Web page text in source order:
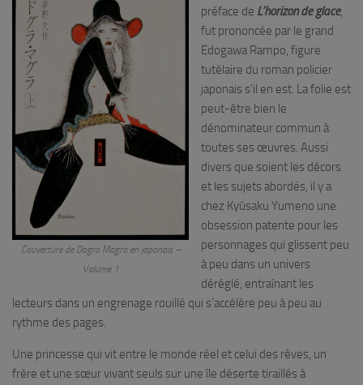
Couverture de Dogra Magraen japonais –
Volume 1
préface de L’horizon de glace,
fut prononcée par le grand
Edogawa Rampo, figure
tutélaire du roman policier
japonais s’il en est. La folie est
peut-être bien le
dénominateur commun à
toutes ses œuvres. Aussi
divers que soient les décors
et les sujets abordés, il y a
chez Kyûsaku Yumeno une
obsession patente pour les
personnages qui glissent peu
à peu dans un univers
déréglé, entraînant les
lecteurs dans un engrenage rouillé qui s’accélère peu à peu au
rythme des pages.
Une princesse qui vit entre le monde réel et celui des rêves, un
frère et une sœur vivant seuls sur une île déserte tiraillés à